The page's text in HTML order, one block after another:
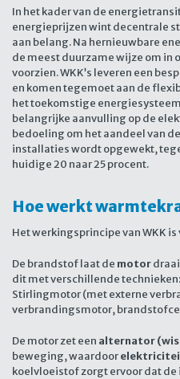
In het kader van de
energieprijzen wint decentrale
aan belang. Na hernieuwbare
de meest duurzame wijze om in
voorzien. WKK’s leveren een
en komen tegemoet aan de
het toekomstige
belangrijke aanvulling op de
bedoeling om het aandeel van
installaties wordt opgewekt,
huidige 20 naar 25 procent.
Hoe werkt
Het werkingsprincipe van WKK
De brandstof laat de motor
dit met verschillende
Stirlingmotor (met externe
verbrandingsmotor,
De motor zet een alternator
beweging, waardoor
koelvloeistof zorgt ervoor dat